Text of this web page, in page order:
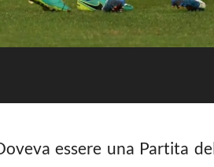
essere una Partita